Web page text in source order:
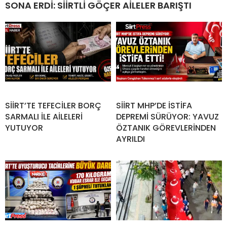
SONA ERDİ: SİİRTLİ GÖÇER AİLELER BARIŞTI
SİİRT’TE TEFECİLER BORÇ
SARMALI İLE AİLELERİ
YUTUYOR
SİİRT MHP’DE İSTİFA
DEPREMİ SÜRÜYOR: YAVUZ
ÖZTANIK GÖREVLERİNDEN
AYRILDI